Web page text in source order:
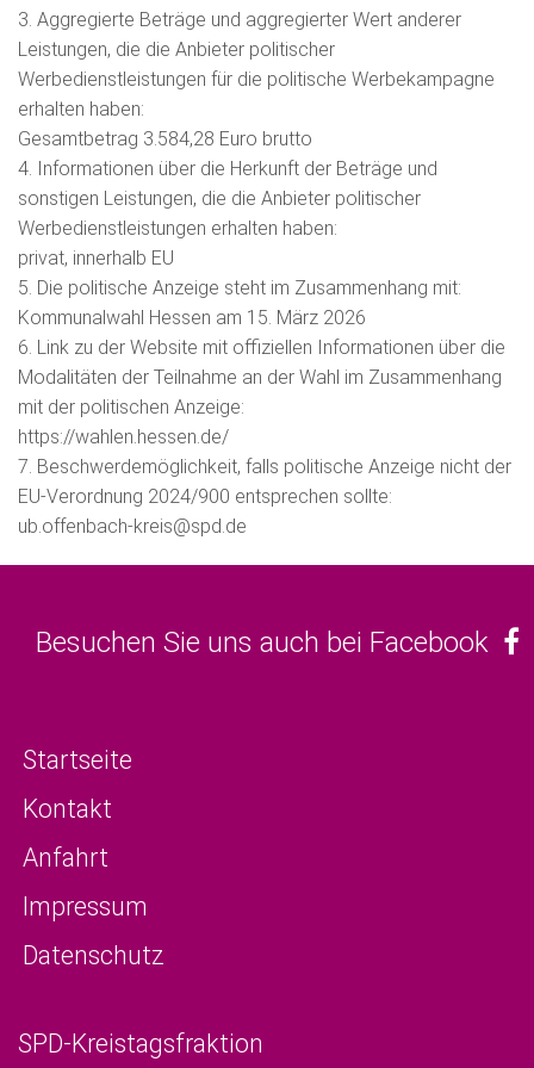
3. Aggregierte Beträge und aggregierter Wert anderer
Leistungen, die die Anbieter politischer
Werbedienstleistungen für die politische Werbekampagne
erhalten haben:
Gesamtbetrag 3.584,28 Euro brutto
4. Informationen über die Herkunft der Beträge und
sonstigen Leistungen, die die Anbieter politischer
Werbedienstleistungen erhalten haben:
privat, innerhalb EU
5. Die politische Anzeige steht im Zusammenhang mit:
Kommunalwahl Hessen am 15. März 2026
6. Link zu der Website mit offiziellen Informationen über die
Modalitäten der Teilnahme an der Wahl im Zusammenhang
mit der politischen Anzeige:
https://wahlen.hessen.de/
7. Beschwerdemöglichkeit, falls politische Anzeige nicht der
EU-Verordnung 2024/900 entsprechen sollte:
ub.offenbach-kreis@spd.de
Besuchen Sie uns auch bei Facebook
Startseite
Kontakt
Anfahrt
Impressum
Datenschutz
SPD-Kreistagsfraktion